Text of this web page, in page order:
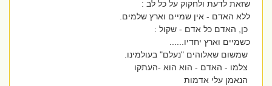
שזאת לדעת ולחקוק על כל לב :
ללא האדם - אין שמיים וארץ שלמים.
כן, האדם כל אדם - שקול :
כשמיים וארץ יחדיו......
שמשום שאלוהים "נעלם" בעולמינו.
צלמו - האדם - הוא הוא -העתקו
הנאמן עלי אדמות